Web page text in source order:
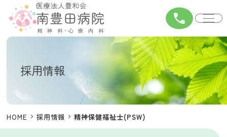
call
採用情報
HOME 採用情報 精神保健福祉士(PSW)